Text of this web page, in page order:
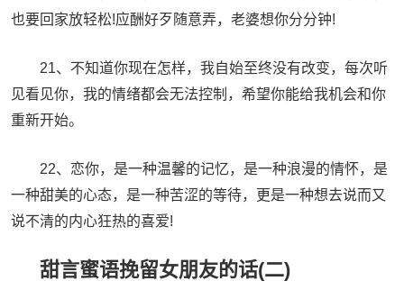
也要回家放轻松!应酬好歹随意弄，老婆想你分分钟!
21、不知道你现在怎样，我自始至终没有改变，每次听
见看见你，我的情绪都会无法控制，希望你能给我机会和你
重新开始。
22、恋你，是一种温馨的记忆，是一种浪漫的情怀，是
一种甜美的心态，是一种苦涩的等待，更是一种想去说而又
说不清的内心狂热的喜爱!
甜言蜜语挽留女朋友的话(二)